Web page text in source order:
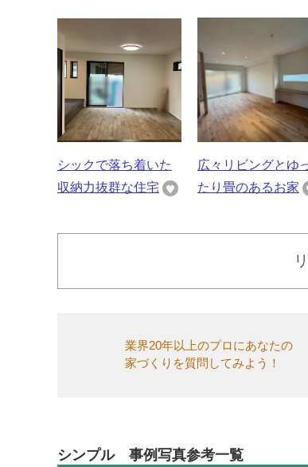
シックで落ち着いた
収納力抜群な住宅
広々リビングとゆ
たり畳のあるお家
業界20年以上のプロにあなたの
家づくりを質問してみよう！
シンプル 事例写真参考一覧